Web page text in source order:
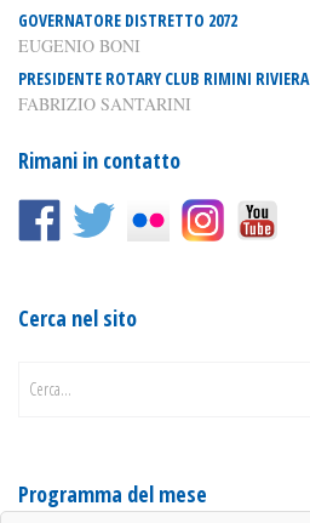
GOVERNATORE DISTRETTO 2072
EUGENIO BONI
PRESIDENTE ROTARY CLUB RIMINI RIVIERA
FABRIZIO SANTARINI
Rimani in contatto
Cerca nel sito
Cerca...
Programma del mese